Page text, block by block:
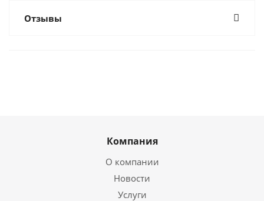
Отзывы
Компания
О компании
Новости
Услуги